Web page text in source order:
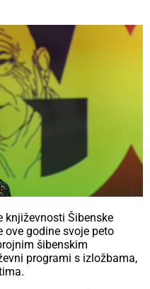
književnosti Šibenske
ove godine svoje peto
šibenskim
programi s izložbama,